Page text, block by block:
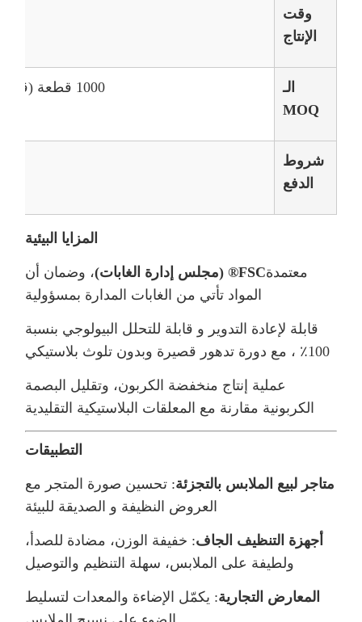
وقت
الإنتاج
الـ
MOQ
1000 قطعة (قدرة شهرية: 600000 قطعة)
شروط
الدفع
المزايا البيئية
معتمدةFSC® (مجلس إدارة الغابات)
، وضمان أن
المواد تأتي من الغابات المدارة بمسؤولية
قابلة لإعادة التدوير و قابلة للتحلل البيولوجي بنسبة
100٪ ، مع دورة تدهور قصيرة وبدون تلوث بلاستيكي
عملية إنتاج منخفضة الكربون، وتقليل البصمة
الكربونية مقارنة مع المعلقات البلاستيكية التقليدية
التطبيقات
متاجر لبيع الملابس بالتجزئة: تحسين صورة المتجر مع
العروض النظيفة و الصديقة للبيئة
أجهزة التنظيف الجاف: خفيفة الوزن، مضادة للصدأ،
ولطيفة على الملابس، سهلة التنظيم والتوصيل
المعارض التجارية: يكمّل الإضاءة والمعدات لتسليط